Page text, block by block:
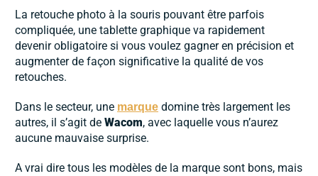
La retouche photo à la souris pouvant être parfois
compliquée, une tablette graphique va rapidement
devenir obligatoire si vous voulez gagner en précision et
augmenter de façon significative la qualité de vos
retouches.
Dans le secteur, une marque domine très largement les
autres, il s’agit de Wacom, avec laquelle vous n’aurez
aucune mauvaise surprise.
A vrai dire tous les modèles de la marque sont bons, mais